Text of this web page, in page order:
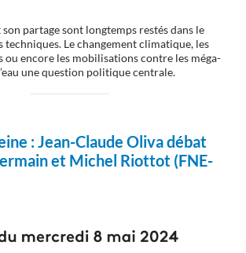
son partage sont longtemps restés dans le
techniques. Le changement climatique, les
ou encore les mobilisations contre les méga-
une question politique centrale.
:Jean-Claude Oliva débat
et Michel Riottot (FNE-